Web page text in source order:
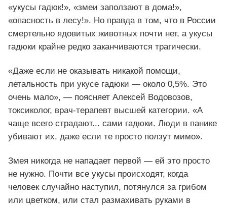
«укусы гадюк!», «змеи заползают в дома!»,
«опасность в лесу!». Но правда в том, что в России
смертельно ядовитых животных почти нет, а укусы
гадюки крайне редко заканчиваются трагически.
«Даже если не оказывать никакой помощи,
летальность при укусе гадюки — около 0,5%. Это
очень мало», — поясняет Алексей Водовозов,
токсиколог, врач-терапевт высшей категории. «А
чаще всего страдают... сами гадюки. Люди в панике
убивают их, даже если те просто ползут мимо».
Змея никогда не нападает первой — ей это просто
не нужно. Почти все укусы происходят, когда
человек случайно наступил, потянулся за грибом
или цветком, или стал размахивать руками в